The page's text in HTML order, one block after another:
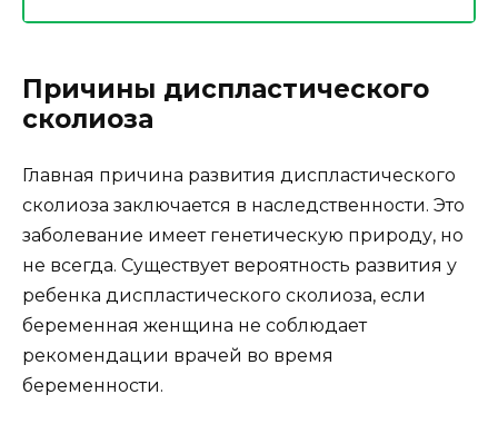
Причины диспластического
сколиоза
Главная причина развития диспластического
сколиоза заключается в наследственности. Это
заболевание имеет генетическую природу, но
не всегда. Существует вероятность развития у
ребенка диспластического сколиоза, если
беременная женщина не соблюдает
рекомендации врачей во время
беременности.